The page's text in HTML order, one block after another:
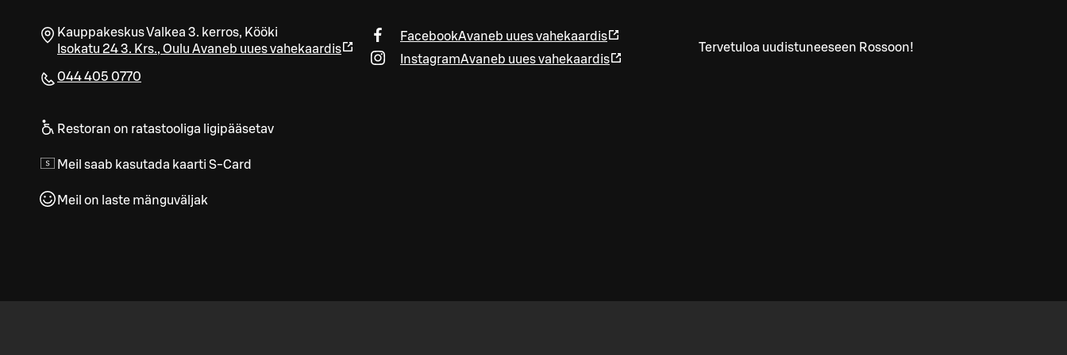
Kauppakeskus Valkea 3. kerros, Kööki
Isokatu 24 3. Krs., Oulu Avaneb uues vahekaardis
044 405 0770
Restoran on ratastooliga ligipääsetav
Meil saab kasutada kaarti S-Card
Meil on laste mänguväljak
FacebookAvaneb uues vahekaardis
InstagramAvaneb uues vahekaardis
Tervetuloa uudistuneeseen Rossoon!